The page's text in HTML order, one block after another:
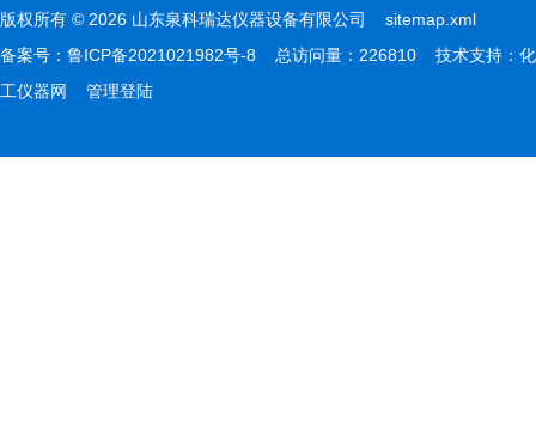
版权所有 © 2026 山东泉科瑞达仪器设备有限公司 sitemap.xml
备案号： 鲁ICP备2021021982号-8 总访问量：226810 技术支持： 化
工仪器网
管理登陆